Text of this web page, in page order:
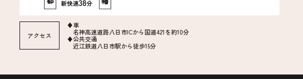
アクセス
♦車
名神高速道路八日市ICから国道421を約10分
♦公共交通
近江鉄道八日市駅から徒歩15分